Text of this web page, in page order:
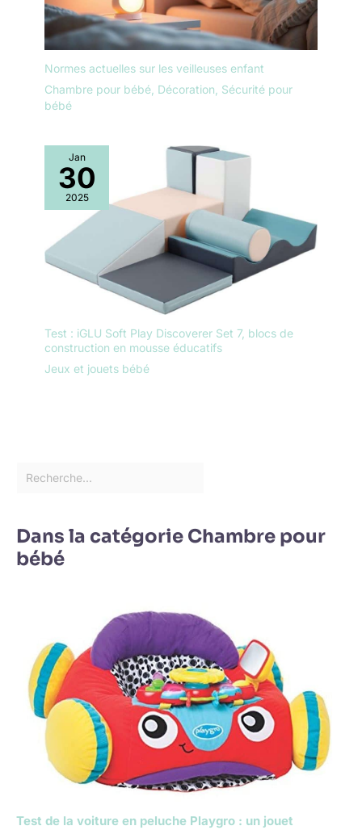
Normes actuelles sur les veilleuses enfant
Chambre pour bébé Décoration Sécurité pour
bébé
Jan
30
2025
Test : iGLU Soft Play Discoverer Set 7, blocs de
construction en mousse éducatifs
Jeux et jouets bébé
Dans la catégorie Chambre pour
bébé
Test de la voiture en peluche Playgro : un jouet